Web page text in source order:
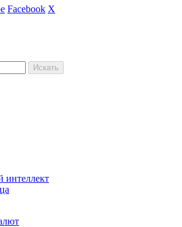
Facebook X
интеллект